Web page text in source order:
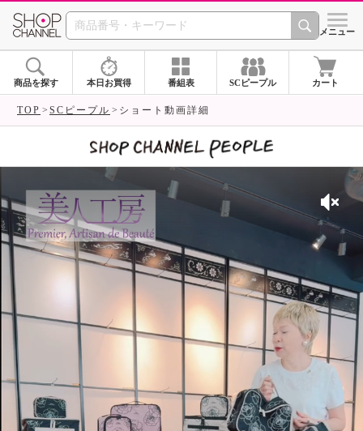
SHOP CHANNEL シメニュー
商品を探す 本日お買得 番組表 SCピープル カート
TOP SCピープル ショート動画詳細